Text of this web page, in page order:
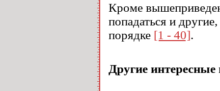
Кроме
попадаться и
порядке [1 - 40].
Другие